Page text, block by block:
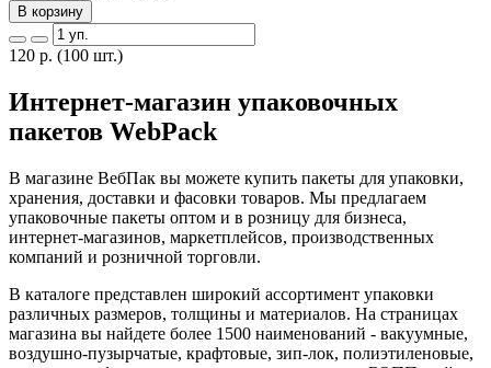
В корзину
120 р. (100 шт.)
Интернет-магазин упаковочных
пакетов WebPack
В магазине ВебПак вы можете купить пакеты для упаковки,
хранения, доставки и фасовки товаров. Мы предлагаем
упаковочные пакеты оптом и в розницу для бизнеса,
интернет-магазинов, маркетплейсов, производственных
компаний и розничной торговли.
В каталоге представлен широкий ассортимент упаковки
различных размеров, толщины и материалов. На страницах
магазина вы найдете более 1500 наименований - вакуумные,
воздушно-пузырчатые, крафтовые, зип-лок, полиэтиленовые,